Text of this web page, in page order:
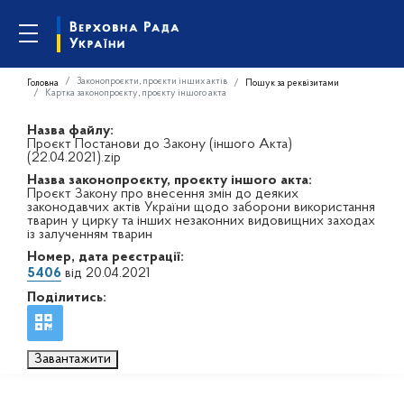
Головна Законопроєкти, проєкти інших актів
Пошук за реквізитами
Картка законопроєкту, проєкту іншого акта
Назва файлу:
Проєкт Постанови до Закону (іншого Акта)
(22.04.2021).zip
Назва законопроєкту, проєкту іншого акта:
Проєкт Закону про внесення змін до деяких
законодавчих актів України щодо заборони використання
тварин у цирку та інших незаконних видовищних заходах
із залученням тварин
Номер, дата реєстрації:
5406 від 20.04.2021
Поділитись:
Завантажити